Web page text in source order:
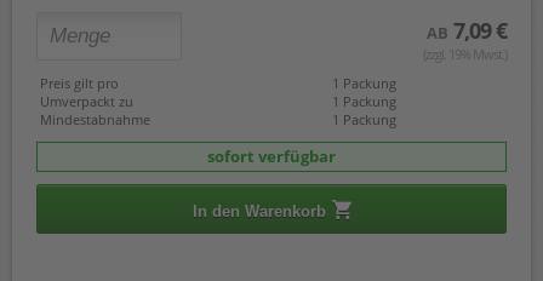
AB 7,09 €
(zzgl. 19% Mwst.)
Preis gilt pro
1 Packung
Umverpackt zu
1 Packung
Mindestabnahme
1 Packung
sofort verfügbar
In den Warenkorb